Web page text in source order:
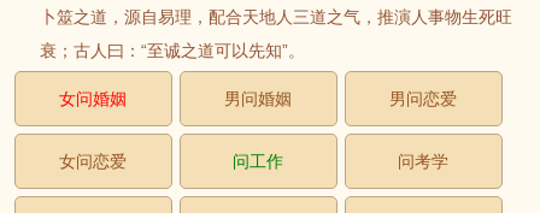
卜筮之道，源自易理，配合天地人三道之气，推演人事物生死旺
衰；古人曰：“至诚之道可以先知”。
女问婚姻 男问婚姻 男问恋爱
女问恋爱 问工作 问考学